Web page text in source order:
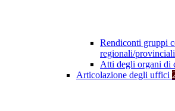
Rendiconti gruppi
regionali/provinciali
Atti degli organi di
Articolazione degli uffici